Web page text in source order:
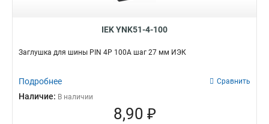
IEK YNK51-4-100
Заглушка для шины PIN 4Р 100А шаг 27 мм ИЭК
Подробнее Сравнить
Наличие: В наличии
8,90 ₽